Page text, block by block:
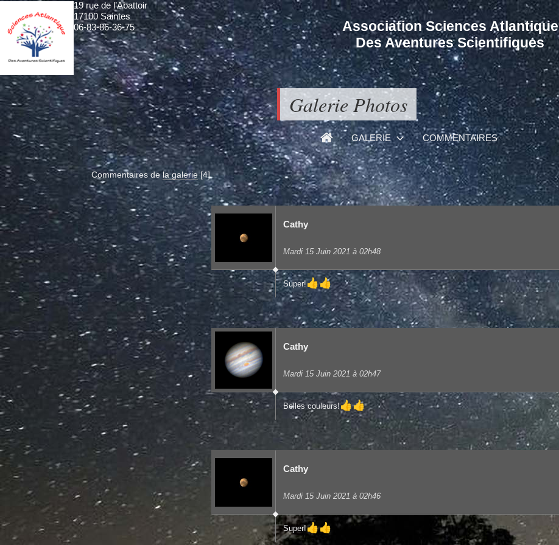
19 rue de l’Abattoir
17100 Saintes
06-83-86-36-75
Association Sciences Atlantique
Des Aventures Scientifiques
Galerie Photos
GALERIE COMMENTAIRES
Commentaires dela galerie[4]
Cathy
Mardi 15 Juin 2021 à 02h48
Super!👍👍
Cathy
Mardi 15 Juin 2021 à 02h47
Belles couleurs! 👍👍
Cathy
Mardi 15 Juin 2021 à 02h46
Super!👍👍